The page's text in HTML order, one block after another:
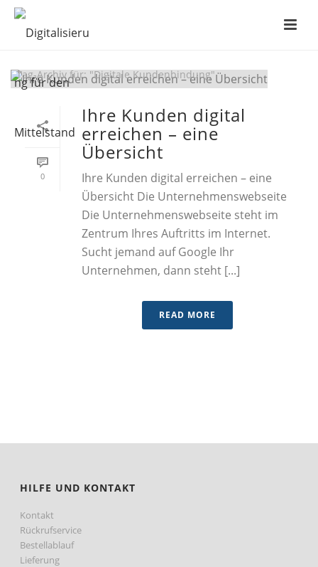
ARCHIVES
Tag-Archiv für: "Digitale Kundenbindung"
0
Ihre Kunden digital
erreichen – eine
Übersicht
Ihre Kunden digital erreichen – eine
Übersicht Die Unternehmenswebseite
Die Unternehmenswebseite steht im
Zentrum Ihres Auftritts im Internet.
Sucht jemand auf Google Ihr
Unternehmen, dann steht [...]
READ MORE
HILFE UND KONTAKT
Kontakt
Rückrufservice
Bestellablauf
Lieferung